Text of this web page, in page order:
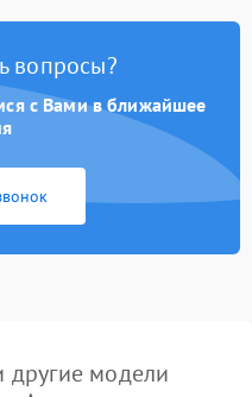
вопросы?
с Вами в ближайшее
модели